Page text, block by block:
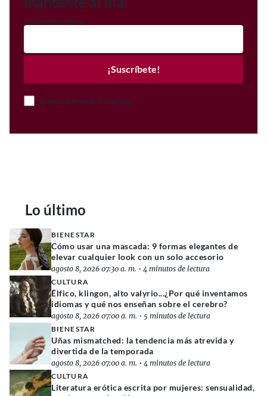
Correo electrónico
¡Suscríbete!
Acepto el Aviso de Privacidad
Lo último
BIENESTAR
Cómo usar una mascada: 9 formas elegantes de
elevar cualquier look con un solo accesorio
agosto 8, 2026 07:30 a. m. • 4 minutos de lectura
CULTURA
Élfico, klingon, alto valyrio...¿Por qué inventamos
idiomas y qué nos enseñan sobre el cerebro?
agosto 8, 2026 07:00 a. m. • 5 minutos de lectura
BIENESTAR
Uñas mismatched: la tendencia más atrevida y
divertida de la temporada
agosto 8, 2026 07:00 a. m. • 4 minutos de lectura
CULTURA
Literatura erótica escrita por mujeres: sensualidad,